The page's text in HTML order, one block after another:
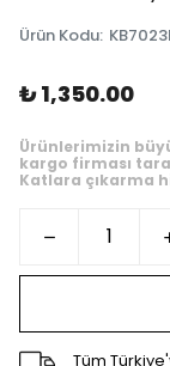
Ürün Kodu:
₺ 1,350.00
Ürünlerimizin
kargo firması
Katlara çıkarma
Tüm